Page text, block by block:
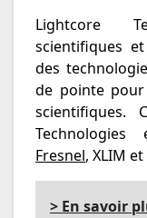
Lightcore
scientifiques
des
de pointe
scientifiques.
Fresnel, XLIM et
> En savoir